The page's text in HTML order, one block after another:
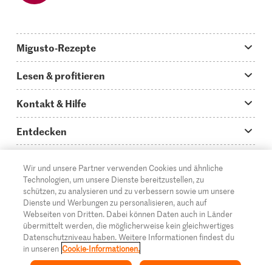
Migusto-Rezepte
Was koche ich heute?
Hauptgerichte
Schnelle & einfache Rezepte
Apéro & Fingerfood
Backen
Rezepte für Familien & Kinder
Alle Rezeptkategorien
Lesen & profitieren
Storys
How to-Videos
Glossar
Migusto Login
Migusto Printmagazin
Wettbewerbe
Kontakt & Hilfe
Infos zum Kochen mit Migusto
Kontakt
Mediadaten Werbetreibende
Impressum
Rechtliche Hinweise
Entdecken
Supermarkt
Migros Online
Über die Migros
Filialen
Cumulus
© 2026 Migros-Genossenschafts-Bund
DE FR IT
Wir und unsere Partner verwenden Cookies und ähnliche
Technologien, um unsere Dienste bereitzustellen, zu
schützen, zu analysieren und zu verbessern sowie um unsere
Dienste und Werbungen zu personalisieren, auch auf
Webseiten von Dritten. Dabei können Daten auch in Länder
übermittelt werden, die möglicherweise kein gleichwertiges
Datenschutzniveau haben. Weitere Informationen findest du
in unseren Cookie-Informationen.